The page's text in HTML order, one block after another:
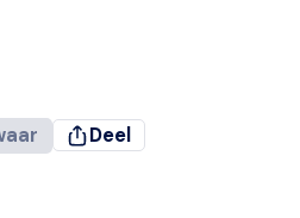
Deel